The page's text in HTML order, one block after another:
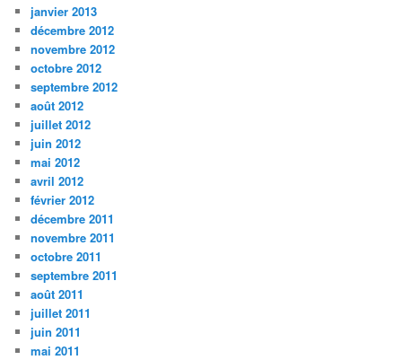
janvier 2013
décembre 2012
novembre 2012
octobre 2012
septembre 2012
août 2012
juillet 2012
juin 2012
mai 2012
avril 2012
février 2012
décembre 2011
novembre 2011
octobre 2011
septembre 2011
août 2011
juillet 2011
juin 2011
mai 2011